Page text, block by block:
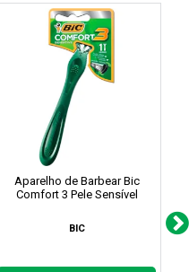
Aparelho de Barbear Bic
Comfort 3 Pele Sensível
BIC